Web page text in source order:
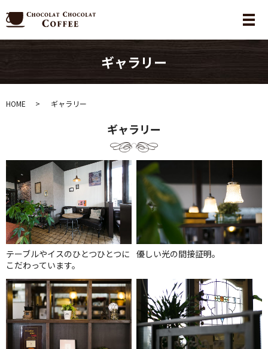
メ
ギャラリー
HOME ギャラリー
ギャラリー
テーブルやイスのひとつひとつに
こだわっています。
優しい光の間接証明。